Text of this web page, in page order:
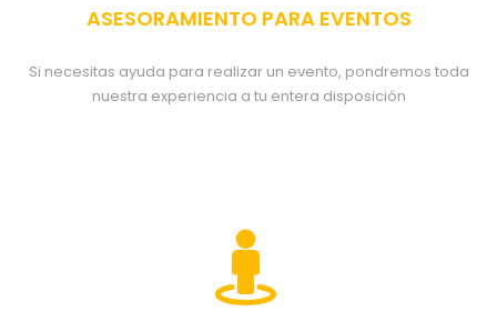
ASESORAMIENTO PARA EVENTOS
Si necesitas ayuda para realizar un evento, pondremos toda
nuestra experiencia a tu entera disposición